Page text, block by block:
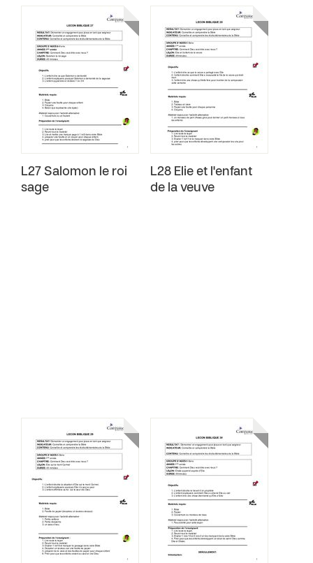
L27 Salomon le roi
sage
L28 Elie et l'enfant
de la veuve